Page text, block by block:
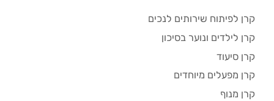
קרן לפיתוח שירותים לנכים
קרן לילדים ונוער בסיכון
קרן סיעוד
קרן מפעלים מיוחדים
קרן מנוף